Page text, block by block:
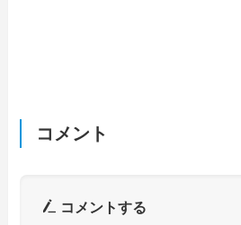
コメント
コメントする